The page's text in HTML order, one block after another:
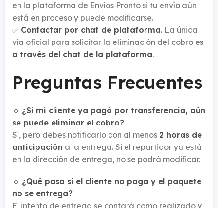
en la plataforma de Envíos Pronto si tu envío aún
está en proceso y puede modificarse.
✅ Contactar por chat de plataforma. La única
vía oficial para solicitar la eliminación del cobro es
a través del chat de la plataforma.
Preguntas Frecuentes
🔹 ¿Si mi cliente ya pagó por transferencia, aún
se puede eliminar el cobro?
Sí, pero debes notificarlo con al menos 2 horas de
anticipación a la entrega. Si el repartidor ya está
en la dirección de entrega, no se podrá modificar.
🔹 ¿Qué pasa si el cliente no paga y el paquete
no se entrega?
El intento de entrega se contará como realizado y,